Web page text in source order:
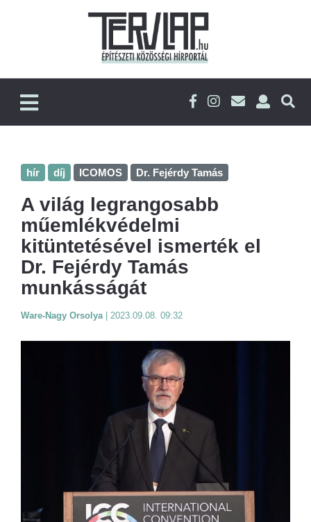
hír díj ICOMOS Dr. Fejérdy Tamás
A világ legrangosabb
műemlékvédelmi
kitüntetésével ismerték el
Dr. Fejérdy Tamás
munkásságát
Ware-Nagy Orsolya 2023.09.08. 09:32